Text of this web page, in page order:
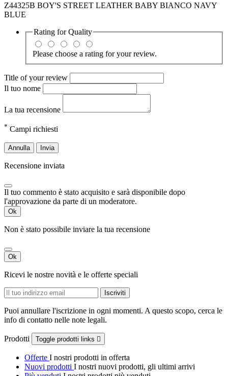
Z44325B BOY'S STREET LEATHER BABY BIANCO NAVY
BLUE
Rating forQuality
Please choose a rating for your review.
Title of your review
Il tuo nome
La tua recensione
* Campi richiesti
Annulla Invia
Recensione inviata
Il tuo commento è stato acquisito e sarà disponibile dopo
l'approvazione da parte di un moderatore.
Ok
Non è stato possibile inviare la tua recensione
Ok
Ricevi le nostre novità e le offerte speciali
Puoi annullare l'iscrizione in ogni momenti. A questo scopo, cerca le
info di contatto nelle note legali.
Prodotti Toggle prodotti links 
Offerte I nostri prodotti in offerta
Nuovi prodotti I nostri nuovi prodotti, gli ultimi arrivi